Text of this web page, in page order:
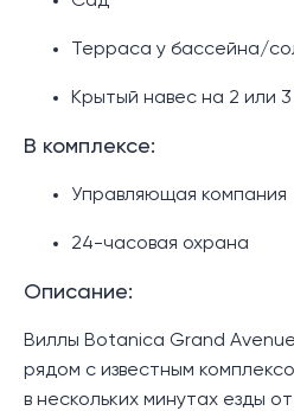
Терраса у бассейна/
Крытый навес на 2 или
В комплексе:
Управляющая компания
24-часовая охрана
Описание:
Виллы Botanica Grand
рядом с известным
в нескольких минутах езды